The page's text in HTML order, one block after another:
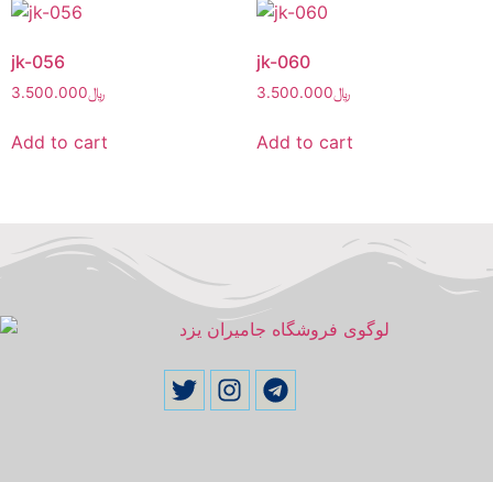
jk-056
﷼3.500.000
Add to cart
jk-060
﷼3.500.000
Add to cart